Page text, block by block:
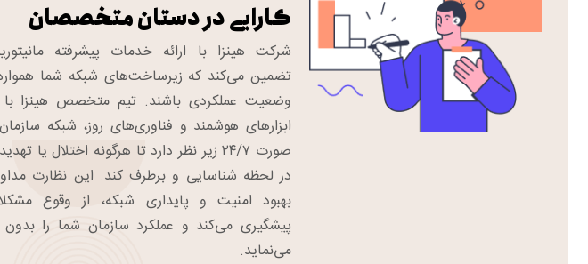
کارایی در دستان متخصصان
شرکت هینزا با ارائه خدمات پیشرفته
تضمین می‌کند که زیرساخت‌های شبکه شما
وضعیت عملکردی باشند. تیم متخصص هینزا با
ابزارهای هوشمند و فناوری‌های روز، شبکه
صورت ۲۴/۷ زیر نظر دارد تا هرگونه اختلال یا
در لحظه شناسایی و برطرف کند. این نظارت
بهبود امنیت و پایداری شبکه، از وقوع
پیشگیری می‌کند و عملکرد سازمان شما را
می‌نماید.